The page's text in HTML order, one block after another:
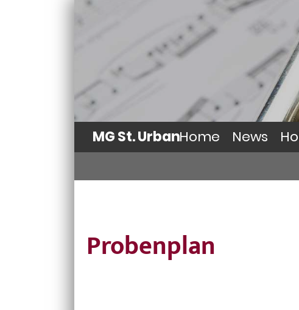
MG St. UrbanHome News
Probenplan